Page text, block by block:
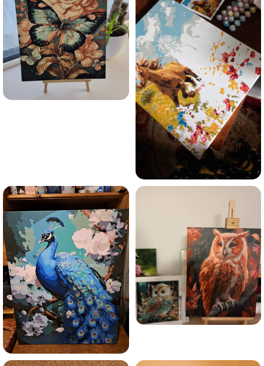
Olen tutvunud Maalihobi.ee privaatsuspoliitikaga ja
nõustun sellega
Maalihobi.eePrivaatsuspoliitika
TELLI